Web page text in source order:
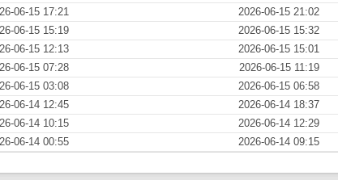
06-15 17:21 2026-06-15 21:02
06-15 15:19 2026-06-15 15:32
06-15 12:13 2026-06-15 15:01
06-15 07:28 2026-06-15 11:19
06-15 03:08 2026-06-15 06:58
06-14 12:45 2026-06-14 18:37
06-14 10:15 2026-06-14 12:29
06-14 00:55 2026-06-14 09:15